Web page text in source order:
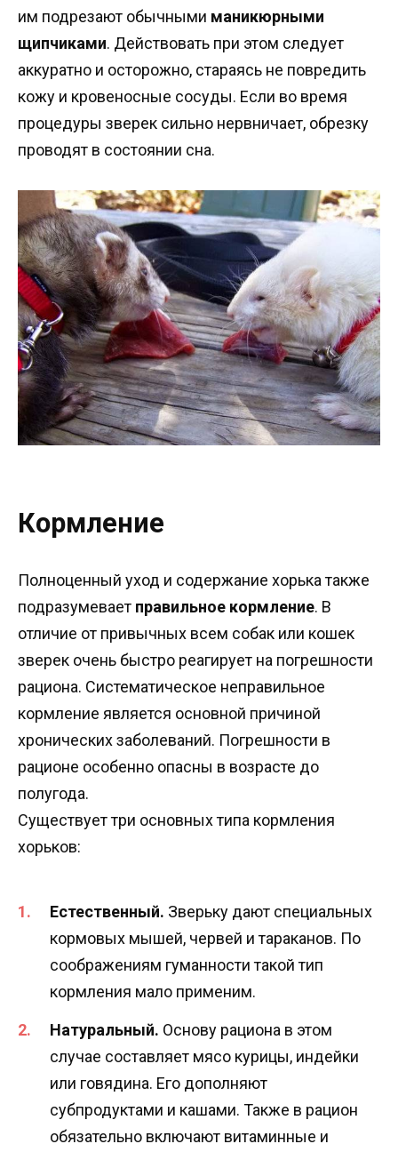
им подрезают обычными маникюрными
щипчиками. Действовать при этом следует
аккуратно и осторожно, стараясь не повредить
кожу и кровеносные сосуды. Если во время
процедуры зверек сильно нервничает, обрезку
проводят в состоянии сна.
Кормление
Полноценный уход и содержание хорька также
подразумевает правильное кормление. В
отличие от привычных всем собак или кошек
зверек очень быстро реагирует на погрешности
рациона. Систематическое неправильное
кормление является основной причиной
хронических заболеваний. Погрешности в
рационе особенно опасны в возрасте до
полугода.
Существует три основных типа кормления
хорьков:
Естественный. Зверьку дают специальных
кормовых мышей, червей и тараканов. По
соображениям гуманности такой тип
кормления мало применим.
Натуральный. Основу рациона в этом
случае составляет мясо курицы, индейки
или говядина. Его дополняют
субпродуктами и кашами. Также в рацион
обязательно включают витаминные и